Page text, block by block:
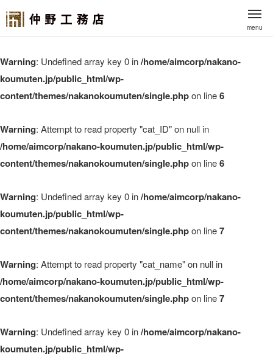
menu
Warning: Undefined array key 0 in/home/aimcorp/nakano-
koumuten.jp/public_html/wp-
content/themes/nakanokoumuten/single.phpon line6
Warning: Attempt to read property "cat_ID" on null in
/home/aimcorp/nakano-koumuten.jp/public_html/wp-
content/themes/nakanokoumuten/single.phpon line6
Warning: Undefined array key 0 in/home/aimcorp/nakano-
koumuten.jp/public_html/wp-
content/themes/nakanokoumuten/single.phpon line7
Warning: Attempt to read property "cat_name" on null in
/home/aimcorp/nakano-koumuten.jp/public_html/wp-
content/themes/nakanokoumuten/single.phpon line7
Warning: Undefined array key 0 in/home/aimcorp/nakano-
koumuten.jp/public_html/wp-